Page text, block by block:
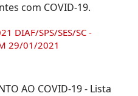
com COVID-19.
DIAF/SPS/SES/SC -
29/01/2021
AO COVID-19 - Lista